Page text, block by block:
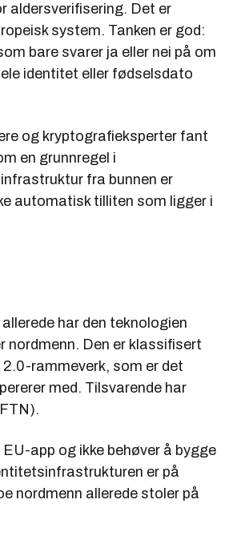
aldersverifisering. Det er
system. Tanken er god:
bare svarer ja eller nei på om
identitet eller fødselsdato
og kryptografieksperter fant
en grunnregel i
fra bunnen er
automatisk tilliten som ligger i
har den teknologien
nordmenn. Den er klassifisert
rammeverk, som er det
med. Tilsvarende har
app og ikke behøver å bygge
er på
nordmenn allerede stoler på